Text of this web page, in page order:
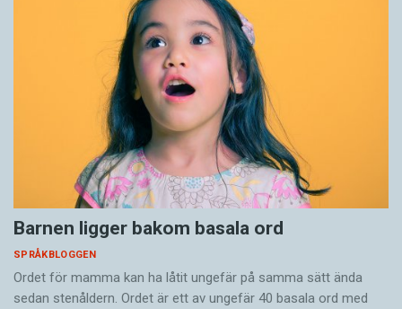
Barnen ligger bakom basala ord
SPRÅKBLOGGEN
Ordet för mamma kan ha låtit ungefär på samma sätt ända
sedan stenåldern. Ordet är ett av ungefär 40 basala ord med